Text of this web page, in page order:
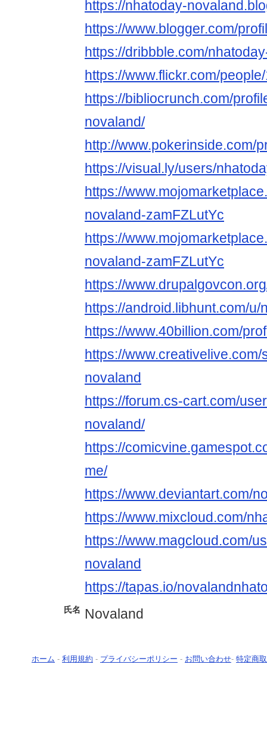
https://nhatoday-
https://www.blogger.com/
https://dribbble.com/
https://www.flickr.com/
https://bibliocrunch.com/
novaland/
http://www.pokerinside.com/
https://visual.ly/users/
https://
novaland-zamFZLutYc
https://
novaland-zamFZLutYc
https://
https://android.libhunt.com/
https://www.40billion.com/
https://
novaland
https://forum.cs-cart.com/
novaland/
https://
me/
https://www.deviantart.com/
https://www.mixcloud.com/
https://www.magcloud.com/
novaland
https://tapas.io/
氏名 Novaland
ホーム - 利用規約 - プライバシーポリシー - お問い合わせ- 特定商